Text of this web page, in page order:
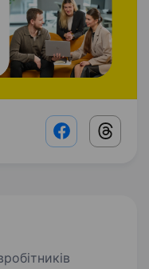
Facebook